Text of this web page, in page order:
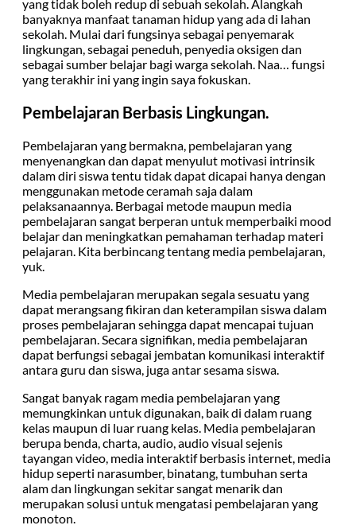
yang tidak boleh redup di sebuah sekolah. Alangkah
banyaknya manfaat tanaman hidup yang ada di lahan
sekolah. Mulai dari fungsinya sebagai penyemarak
lingkungan, sebagai peneduh, penyedia oksigen dan
sebagai sumber belajar bagi warga sekolah. Naa… fungsi
yang terakhir ini yang ingin saya fokuskan.
Pembelajaran Berbasis Lingkungan.
Pembelajaran yang bermakna, pembelajaran yang
menyenangkan dan dapat menyulut motivasi intrinsik
dalam diri siswa tentu tidak dapat dicapai hanya dengan
menggunakan metode ceramah saja dalam
pelaksanaannya. Berbagai metode maupun media
pembelajaran sangat berperan untuk memperbaiki mood
belajar dan meningkatkan pemahaman terhadap materi
pelajaran. Kita berbincang tentang media pembelajaran,
yuk.
Media pembelajaran merupakan segala sesuatu yang
dapat merangsang fikiran dan keterampilan siswa dalam
proses pembelajaran sehingga dapat mencapai tujuan
pembelajaran. Secara signifikan, media pembelajaran
dapat berfungsi sebagai jembatan komunikasi interaktif
antara guru dan siswa, juga antar sesama siswa.
Sangat banyak ragam media pembelajaran yang
memungkinkan untuk digunakan, baik di dalam ruang
kelas maupun di luar ruang kelas. Media pembelajaran
berupa benda, charta, audio, audio visual sejenis
tayangan video, media interaktif berbasis internet, media
hidup seperti narasumber, binatang, tumbuhan serta
alam dan lingkungan sekitar sangat menarik dan
merupakan solusi untuk mengatasi pembelajaran yang
monoton.